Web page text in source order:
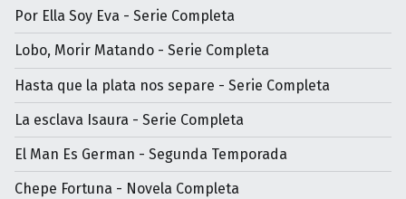
Por Ella Soy Eva - Serie Completa
Lobo, Morir Matando - Serie Completa
Hasta que la plata nos separe - Serie Completa
La esclava Isaura - Serie Completa
El Man Es German - Segunda Temporada
Chepe Fortuna - Novela Completa